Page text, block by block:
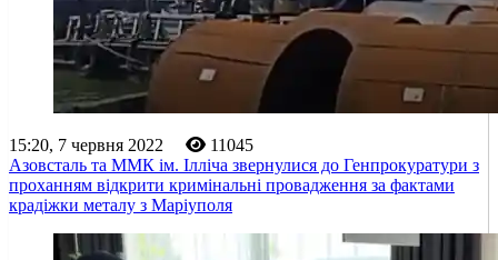
15:20, 7 червня 2022
11045
Азовсталь та ММК ім. Ілліча звернулися до Генпрокуратури з
проханням відкрити кримінальні провадження за фактами
крадіжки металу з Маріуполя